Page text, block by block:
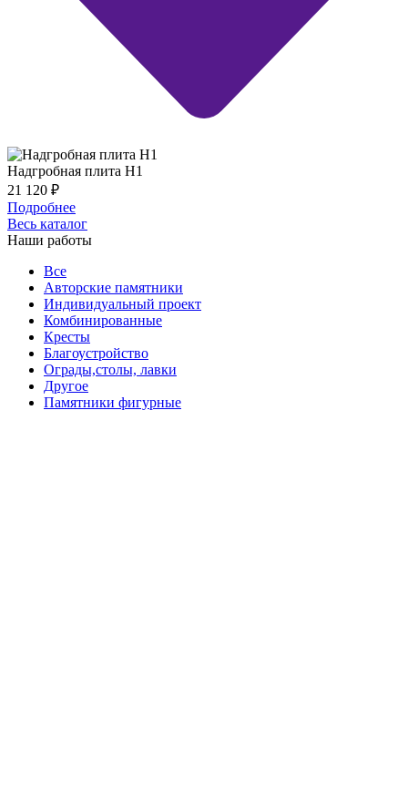
Надгробная плита Н1
21 120 ₽
Подробнее
Весь каталог
Наши работы
Все
Авторские памятники
Индивидуальный проект
Комбинированные
Кресты
Благоустройство
Ограды,столы, лавки
Другое
Памятники фигурные